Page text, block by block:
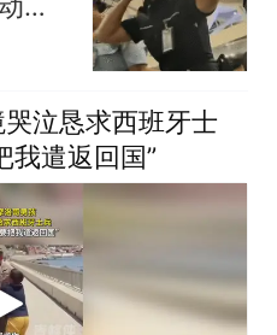
：
费
泣恳求西班牙士
我遣返回国”